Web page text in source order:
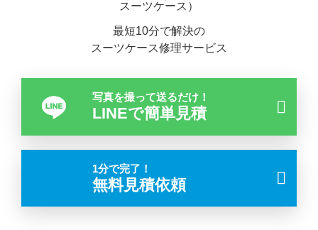
最短10分で解決の
スーツケース修理サービス
写真を撮って送るだけ！
LINEで簡単見積
1分で完了！
無料見積依頼